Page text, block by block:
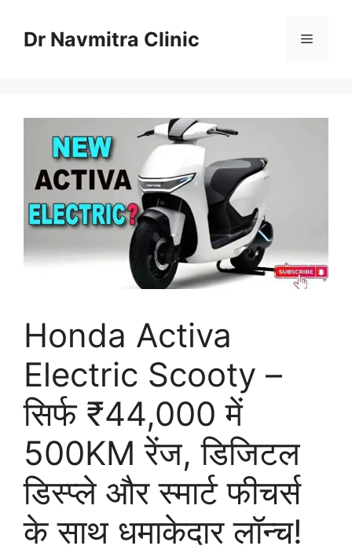
contentDr Navmitra Clinic Menu
Honda Activa
Electric Scooty –
सिर्फ ₹44,000 में
500KM रेंज, डिजिटल
डिस्प्ले और स्मार्ट फीचर्स
के साथ धमाकेदार लॉन्च!